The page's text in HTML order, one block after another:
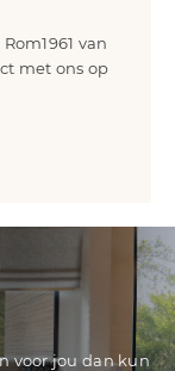
van
met ons op
voor jou dan kun